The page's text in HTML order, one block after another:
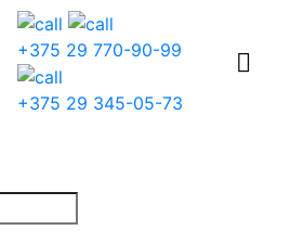
+375 29 770-90-99
+375 29 345-05-73